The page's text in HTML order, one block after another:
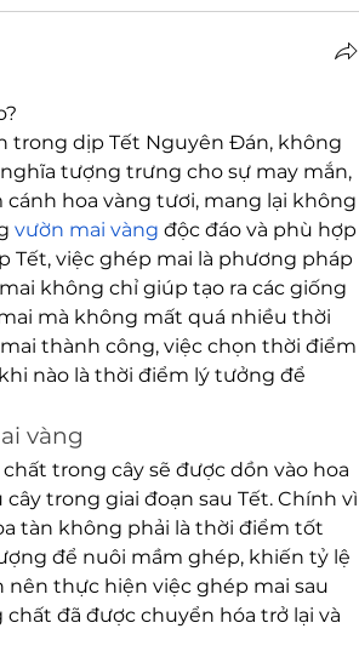
trong dịp Tết Nguyên Đán, không
tượng trưng cho sự may mắn,
hoa vàng tươi, mang lại không
vườn mai vàng độc đáo và phù hợp
việc ghép mai là phương pháp
không chỉ giúp tạo ra các giống
mà không mất quá nhiều thời
thành công, việc chọn thời điểm
nào là thời điểm lý tưởng để
vàng
trong cây sẽ được dồn vào hoa
trong giai đoạn sau Tết. Chính vì
tàn không phải là thời điểm tốt
để nuôi mầm ghép, khiến tỷ lệ
nên thực hiện việc ghép mai sau
đã được chuyển hóa trở lại và